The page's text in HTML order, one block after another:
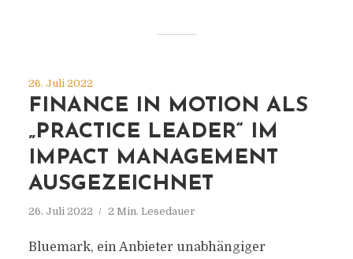
26. Juli 2022
FINANCE IN MOTION ALS
„PRACTICE LEADER“ IM
IMPACT MANAGEMENT
AUSGEZEICHNET
26. Juli 2022 2 Min. Lesedauer
Bluemark, ein Anbieter unabhängiger